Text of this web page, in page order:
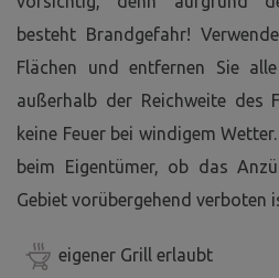
besteht Brandgefahr!
Flächen und entfernen Sie
außerhalb der Reichweite des
keine Feuer bei windigem
beim Eigentümer, ob das
Gebiet vorübergehend verboten
eigener Grill erlaubt